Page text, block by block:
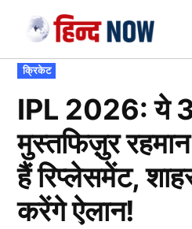
content
POSTED
IN
क्रिकेट
IPL 2026: ये 3
मुस्तफिज़ुर
हैं रिप्लेसमेंट,
करेंगे ऐलान!